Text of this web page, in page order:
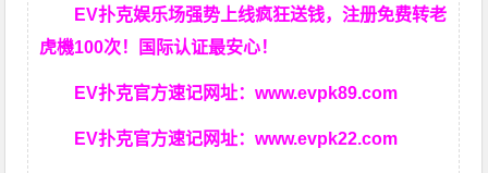
EV扑克娱乐场强势上线疯狂送钱，注册免费转老
虎機100次！国际认证最安心！
EV扑克官方速记网址：www.evpk89.com
EV扑克官方速记网址：www.evpk22.com